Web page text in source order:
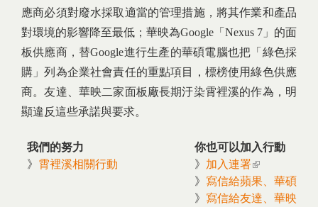
應商必須對廢水採取適當的管理措施，將其作業和產品
對環境的影響降至最低；華映為Google「Nexus 7」的面
板供應商，替Google進行生產的華碩電腦也把「綠色採
購」列為企業社會責任的重點項目，標榜使用綠色供應
商。友達、華映二家面板廠長期汙染霄裡溪的作為，明
顯違反這些承諾與要求。
我們的努力
》 霄裡溪相關行動
你也可以加入行動
》 加入連署(link is
external)
》 寫信給蘋果、華碩
》 寫信給友達、華映